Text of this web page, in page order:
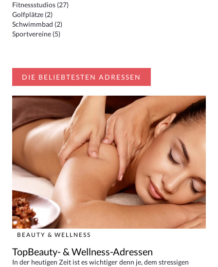
Fitnessstudios (27)
Golfplätze (2)
Schwimmbad (2)
Sportvereine (5)
DIE BELIEBTESTEN ADRESSEN
BEAUTY & WELLNESS
TopBeauty- & Wellness-Adressen
In der heutigen Zeit ist es wichtiger denn je, dem stressigen